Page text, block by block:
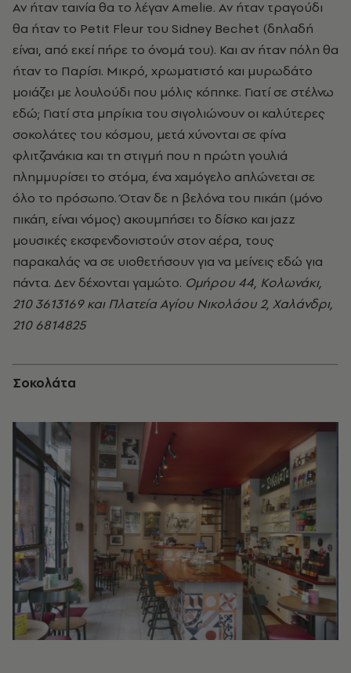
Αν ήταν ταινία θα το λέγαν Amelie. Αν ήταν τραγούδι
θα ήταν το Petit Fleur του Sidney Bechet (δηλαδή
είναι, από εκεί πήρε το όνομά του). Και αν ήταν πόλη θα
ήταν το Παρίσι. Μικρό, χρωματιστό και μυρωδάτο
μοιάζει με λουλούδι που μόλις κόπηκε. Γιατί σε στέλνω
εδώ; Γιατί στα μπρίκια του σιγολιώνουν οι καλύτερες
σοκολάτες του κόσμου, μετά χύνονται σε φίνα
φλιτζανάκια και τη στιγμή που η πρώτη γουλιά
πλημμυρίσει το στόμα, ένα χαμόγελο απλώνεται σε
όλο το πρόσωπο. Όταν δε η βελόνα του πικάπ (μόνο
πικάπ, είναι νόμος) ακουμπήσει το δίσκο και jazz
μουσικές εκσφενδονιστούν στον αέρα, τους
παρακαλάς να σε υιοθετήσουν για να μείνεις εδώ για
πάντα. Δεν δέχονται γαμώτο. Ομήρου 44, Κολωνάκι,
210 3613169 και Πλατεία Αγίου Νικολάου 2, Χαλάνδρι,
210 6814825
Σοκολάτα